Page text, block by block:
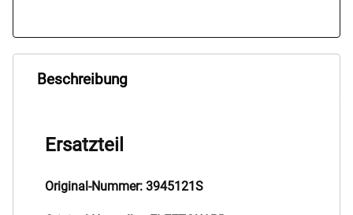
Beschreibung
Ersatzteil
Original-Nummer: 3945121S